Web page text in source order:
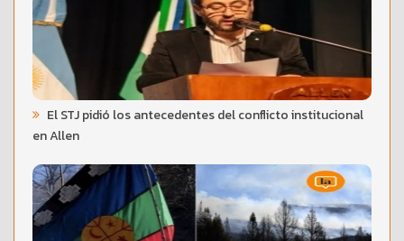
El STJ pidió los antecedentes del conflicto institucional
en Allen